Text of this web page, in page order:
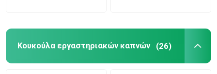
Κουκούλα εργαστηριακών καπνών (26)